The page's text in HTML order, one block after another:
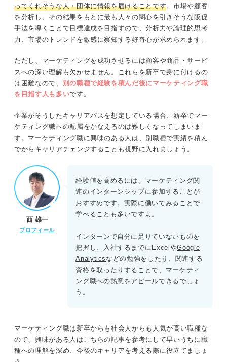
ってくれそうな人・団体に情報を届けることです。市場や顧客
を分析し、その結果をもとに最も人々の関心を引きそうな販促
手法を導くことで目標達成を目指すので、分析力や論理的思考
力、市場のトレンドを敏感に察知する好奇心が求められます。
ただし、マーケティングを成功させるには顧客や商品・サービ
スへの深い理解も欠かせません。これらを新卒で身に付けるの
は困難なので、 別の職種で経験を積んだ後にマーケティング職
を目指す人も多いです。
企業がそうしたキャリアパスを想定している場合、新卒でマー
ケティング職への配属をかなえるのは難しくなってしまいま
す。マーケティング職に興味のある人は、別職種で実績を積ん
でからキャリアチェンジすることも視野に入れましょう。
西 雄一
プロフィール
経験値を高めるには、マーケティング関
連のインターンシップに参加することが
おすすめです。実際に働いてみることで
学べることも多いですよ。
インターンで自分に足りていないものを
把握し、入社するまでにExcelやGoogle
Analytics などの勉強をしたり、関連する
資格を取ったりすることで、マーケティ
ング職への熱意をアピールできるでしょ
う。
マーケティング職は新卒からも社会人からも人気が高い職種な
ので、興味がある人はこちらの記事を参考にして早いうちに職
種への理解を深め、今後のキャリアを考える際に役立てましょ